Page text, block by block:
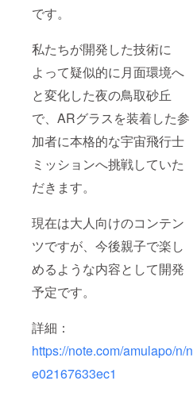
です。
私たちが開発した技術に
よって疑似的に月面環境へ
と変化した夜の鳥取砂丘
で、ARグラスを装着した参
加者に本格的な宇宙飛行士
ミッションへ挑戦していた
だきます。
現在は大人向けのコンテン
ツですが、今後親子で楽し
めるような内容として開発
予定です。
詳細：
https://note.com/amulapo/n/n
e02167633ec1